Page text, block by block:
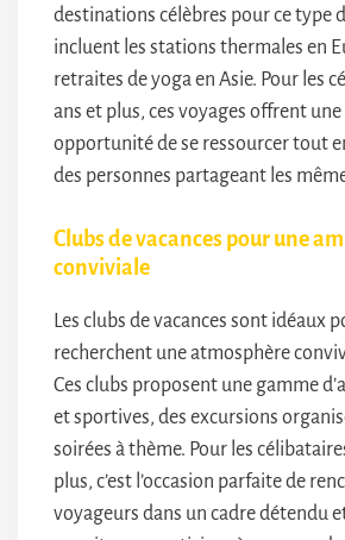
destinations célèbres pour ce type
incluent les stations thermales en
retraites de yoga en Asie. Pour les
ans et plus, ces voyages offrent
opportunité de se ressourcer tout
des personnes partageant les
Clubs de vacances pour une
conviviale
Les clubs de vacances sont idéaux
recherchent une atmosphère
Ces clubs proposent une gamme
et sportives, des excursions
soirées à thème. Pour les
plus, c’est l’occasion parfaite de
voyageurs dans un cadre détendu